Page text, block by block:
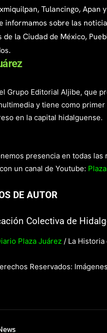
Tulancingo, Apan
informamos sobre las
de la Ciudad de México,
Grupo Editorial Aljibe, que
y tiene como
en la capital hidalguense.
presencia en todas las
un canal de Youtube:
DE AUTOR
Colectiva de
Plaza Juárez / La Historia
Reservados: